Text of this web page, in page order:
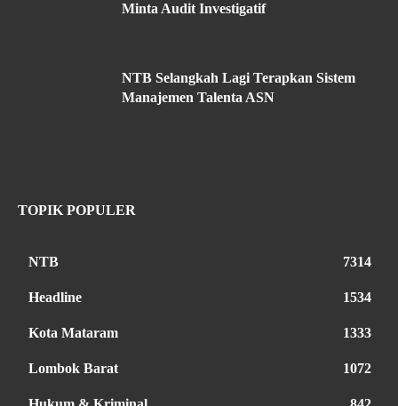
Minta Audit Investigatif
NTB Selangkah Lagi Terapkan Sistem
Manajemen Talenta ASN
TOPIK POPULER
NTB 7314
Headline 1534
Kota Mataram 1333
Lombok Barat 1072